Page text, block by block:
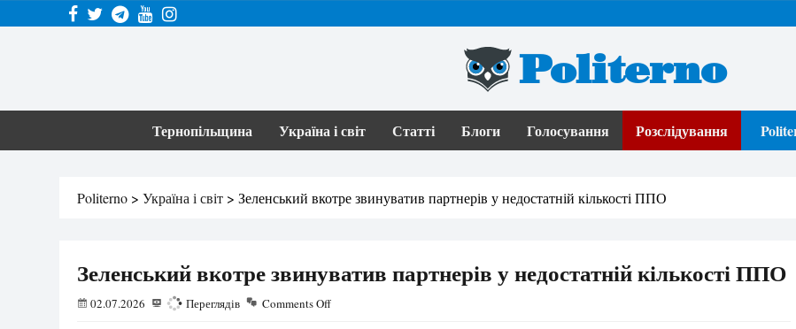
Politerno
Тернопільщина Україна і світ Статті Блоги Голосування Розслідування
Politerno > Україна і світ > Зеленський вкотре звинуватив партнерів у недостатній кількості ППО
Зеленський вкотре звинуватив партнерів у недостатній кількості ППО
02.07.2026 122 Переглядів Comments Off